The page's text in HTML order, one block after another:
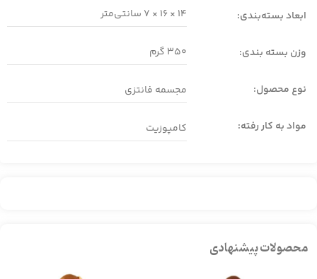
ابعاد بسته‌بندی:
وزن بسته بندی:
نوع محصول:
مواد به کار رفته:
14 × 16 × 7 سانتی‌متر
350 گرم
مجسمه فانتزی
کامپوزیت
محصولات پیشنهادی